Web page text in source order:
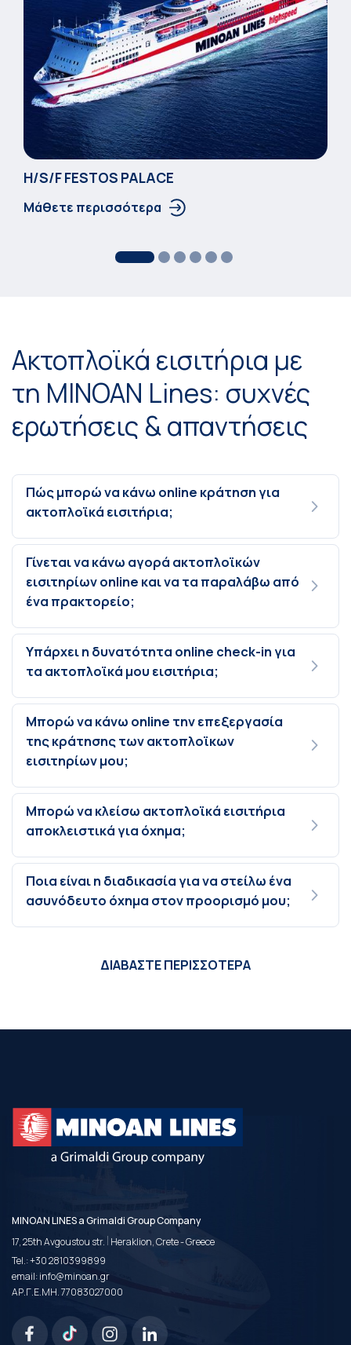
Η/S/F FESTOS PALACΕ
Μάθετε περισσότερα
Ακτοπλοϊκά εισιτήρια με
τη MINOAN Lines: συχνές
ερωτήσεις & απαντήσεις
Πώς μπορώ να κάνω online κράτηση για
ακτοπλοϊκά εισιτήρια;
Γίνεται να κάνω αγορά ακτοπλοϊκών
εισιτηρίων online και να τα παραλάβω από
ένα πρακτορείο;
Υπάρχει η δυνατότητα online check-in για
τα ακτοπλοϊκά μου εισιτήρια;
Μπορώ να κάνω online την επεξεργασία
της κράτησης των ακτοπλοϊκων
εισιτηρίων μου;
Μπορώ να κλείσω ακτοπλοϊκά εισιτήρια
αποκλειστικά για όχημα;
Ποια είναι η διαδικασία για να στείλω ένα
ασυνόδευτο όχημα στον προορισμό μου;
ΔΙΑΒΑΣΤΕ ΠΕΡΙΣΣΟΤΕΡΑ
MINOAN LINES a Grimaldi Group Company
17, 25th Avgoustou str. | Heraklion, Crete - Greece
Tel.:+30 2810399899
email:info@minoan.gr
ΑΡ.Γ.Ε.ΜΗ. 77083027000